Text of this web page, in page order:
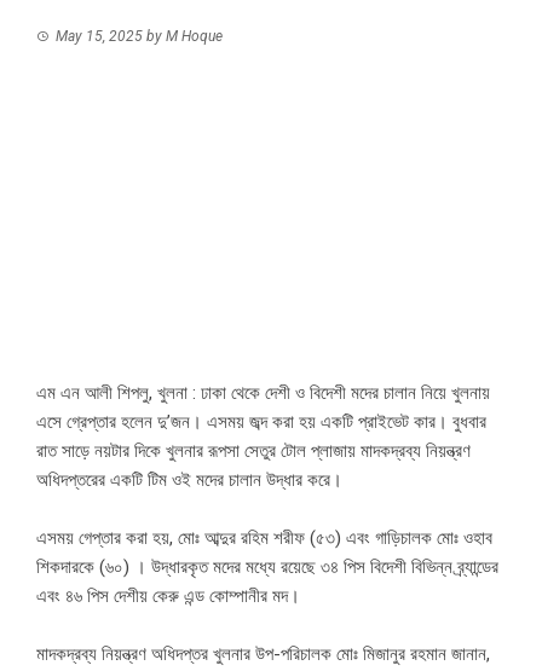
May 15, 2025 by M Hoque
এম এন আলী শিপলু, খুলনা : ঢাকা থেকে দেশী ও বিদেশী মদের চালান নিয়ে খুলনায়
এসে গ্রেপ্তার হলেন দু’জন। এসময় জব্দ করা হয় একটি প্রাইভেট কার। বুধবার
রাত সাড়ে নয়টার দিকে খুলনার রূপসা সেতুর টোল প্লাজায় মাদকদ্রব্য নিয়ন্ত্রণ
অধিদপ্তরের একটি টিম ওই মদের চালান উদ্ধার করে।
এসময় গেপ্তার করা হয়, মোঃ আব্দুর রহিম শরীফ (৫৩) এবং গাড়িচালক মোঃ ওহাব
শিকদারকে (৬০) । উদ্ধারকৃত মদের মধ্যে রয়েছে ৩৪ পিস বিদেশী বিভিন্ন ব্র্যান্ডের
এবং ৪৬ পিস দেশীয় কেরু এন্ড কোম্পানীর মদ।
মাদকদ্রব্য নিয়ন্ত্রণ অধিদপ্তর খুলনার উপ-পরিচালক মোঃ মিজানুর রহমান জানান,